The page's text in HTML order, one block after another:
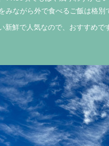
みながら外で食べるご飯は格別
新鮮で人気なので、おすすめで